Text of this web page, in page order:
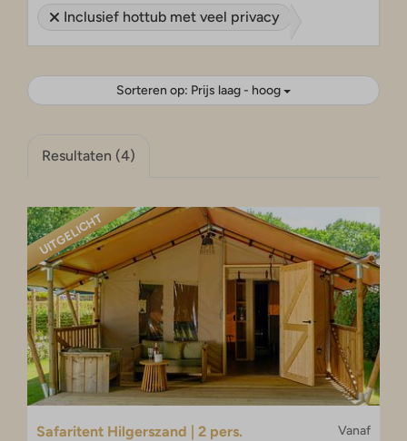
Inclusief hottub met veel privacy
Sorteren op: Prijs laag - hoog
Resultaten (4)
UITGELICHT
Vanaf
Safaritent Hilgerszand | 2 pers.